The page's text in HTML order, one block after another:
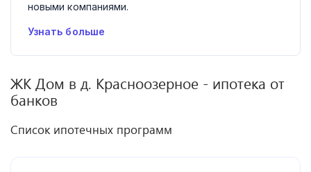
новыми компаниями.
Узнать больше
ЖК Дом в д. Красноозерное - ипотека от
банков
Список ипотечных программ